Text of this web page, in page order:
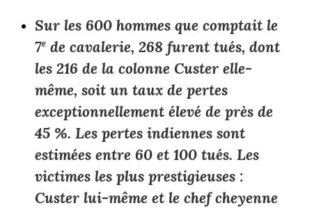
Sur les 600 hommes que comptait le
7e de cavalerie, 268 furent tués, dont
les 216 de la colonne Custer elle-
même, soit un taux de pertes
exceptionnellement élevé de près de
45 %. Les pertes indiennes sont
estimées entre 60 et 100 tués. Les
victimes les plus prestigieuses :
Custer lui-même et le chef cheyenne